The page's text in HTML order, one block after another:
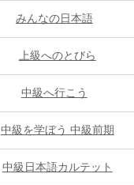
みんなの日本語
上級へのとびら
中級へ行こう
中級を学ぼう 中級前期
中級日本語カルテット